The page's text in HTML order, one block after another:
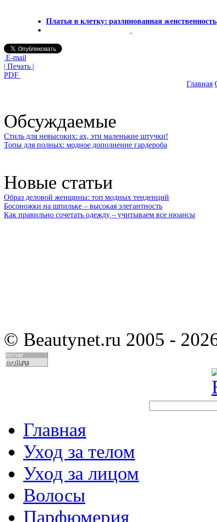
Платья в клетку: разлинованная женственность
E-mail
| Печать |
PDF
Главная
Обсуждаемые
Стиль для невысоких: ах, эти маленькие штучки!
Топы для полных: модное дополнение гардероба
Новые статьи
Образ деловой женщины: топ модных тенденций
Босоножки на шпильке – высокая элегантность
Как правильно сочетать одежду – учитываем все нюансы
© Beautynet.ru 2005 -
Главная
Уход за телом
Уход за лицом
Волосы
Парфюмерия